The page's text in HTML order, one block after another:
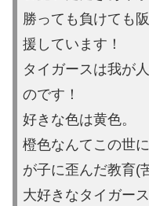
勝っても負けても
援しています！
タイガースは我が
のです！
好きな色は黄色。
橙色なんてこの世
が子に歪んだ教育(
大好きなタイガー